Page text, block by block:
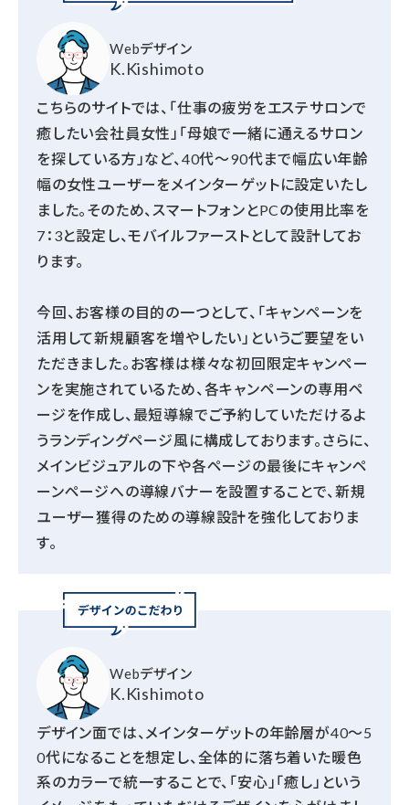
Webデザイン
K.Kishimoto
こちらのサイトでは、「仕事の疲労をエステサロンで
癒したい会社員女性」「母娘で一緒に通えるサロン
を探している方」など、40代～90代まで幅広い年齢
幅の女性ユーザーをメインターゲットに設定いたし
ました。そのため、スマートフォンとPCの使用比率を
7：3と設定し、モバイルファーストとして設計してお
ります。
今回、お客様の目的の一つとして、「キャンペーンを
活用して新規顧客を増やしたい」というご要望をい
ただきました。お客様は様々な初回限定キャンペー
ンを実施されているため、各キャンペーンの専用ペ
ージを作成し、最短導線でご予約していただけるよ
うランディングページ風に構成しております。さらに、
メインビジュアルの下や各ページの最後にキャンペ
ーンページへの導線バナーを設置することで、新規
ユーザー獲得のための導線設計を強化しておりま
す。
Webデザイン
K.Kishimoto
デザイン面では、メインターゲットの年齢層が40～5
0代になることを想定し、全体的に落ち着いた暖色
系のカラーで統一することで、「安心」「癒し」という